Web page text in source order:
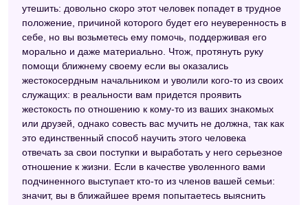
утешить: довольно скоро этот человек попадет в трудное
положение, причиной которого будет его неуверенность в
себе, но вы возьметесь ему помочь, поддерживая его
морально и даже материально. Чтож, протянуть руку
помощи ближнему своему если вы оказались
жестокосердным начальником и уволили кого-то из своих
служащих: в реальности вам придется проявить
жестокость по отношению к кому-то из ваших знакомых
или друзей, однако совесть вас мучить не должна, так как
это единственный способ научить этого человека
отвечать за свои поступки и выработать у него серьезное
отношение к жизни. Если в качестве уволенного вами
подчиненного выступает кто-то из членов вашей семьи:
значит, вы в ближайшее время попытаетесь выяснить